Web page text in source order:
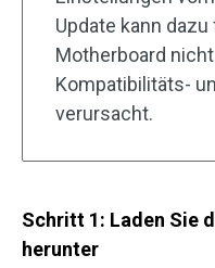
Update kann
Motherboard
Kompatibilitäts-
verursacht.
Schritt 1: Laden Sie
herunter